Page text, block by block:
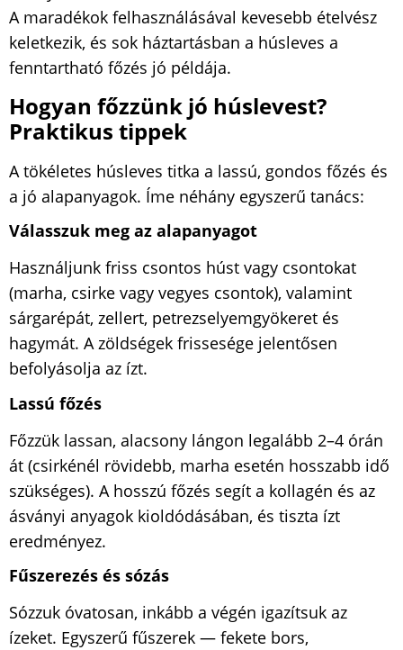
A maradékok felhasználásával kevesebb ételvész
keletkezik, és sok háztartásban a húsleves a
fenntartható főzés jó példája.
Hogyan főzzünk jó húslevest?
Praktikus tippek
A tökéletes húsleves titka a lassú, gondos főzés és
a jó alapanyagok. Íme néhány egyszerű tanács:
Válasszuk meg az alapanyagot
Használjunk friss csontos húst vagy csontokat
(marha, csirke vagy vegyes csontok), valamint
sárgarépát, zellert, petrezselyemgyökeret és
hagymát. A zöldségek frissesége jelentősen
befolyásolja az ízt.
Lassú főzés
Főzzük lassan, alacsony lángon legalább 2–4 órán
át (csirkénél rövidebb, marha esetén hosszabb idő
szükséges). A hosszú főzés segít a kollagén és az
ásványi anyagok kioldódásában, és tiszta ízt
eredményez.
Fűszerezés és sózás
Sózzuk óvatosan, inkább a végén igazítsuk az
ízeket. Egyszerű fűszerek — fekete bors,